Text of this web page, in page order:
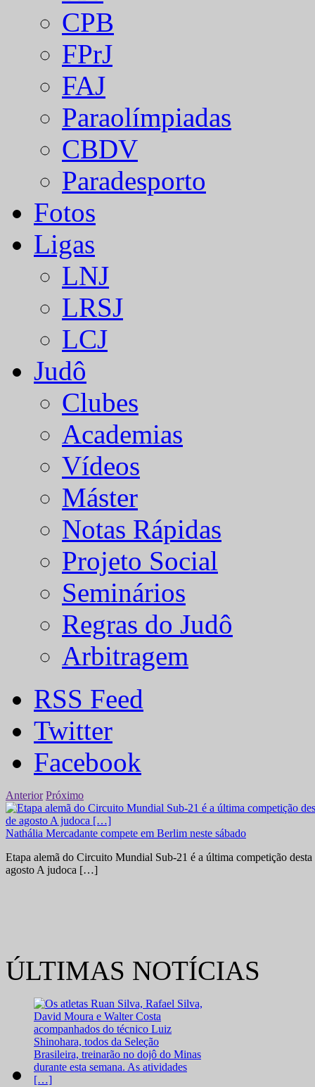
CPB
FPrJ
FAJ
Paraolímpiadas
CBDV
Paradesporto
Fotos
Ligas
LNJ
LRSJ
LCJ
Judô
Clubes
Academias
Vídeos
Máster
Notas Rápidas
Projeto Social
Seminários
Regras do Judô
Arbitragem
RSS Feed
Twitter
Facebook
Anterior Próximo
Nathália Mercadante compete em Berlim neste sábado
Etapa alemã do Circuito Mundial Sub-21 é a última competição
agosto A judoca […]
ÚLTIMAS NOTÍCIAS